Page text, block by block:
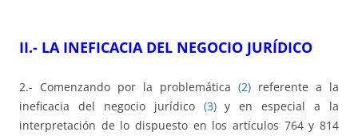
II.- LA INEFICACIA DEL NEGOCIO JURÍDICO
2.- Comenzando por la problemática (2) referente a la
ineficacia del negocio jurídico(3)y en especial a la
interpretación de lo dispuesto en los artículos 764 y 814